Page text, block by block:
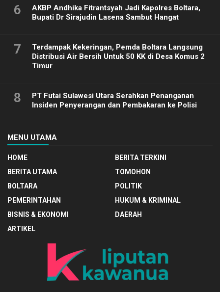
6
AKBP Andhika Fitrantsyah Jadi Kapolres Boltara,
Bupati Dr Sirajudin Lasena Sambut Hangat
7
Terdampak Kekeringan, Pemda Boltara Langsung
Distribusi Air Bersih Untuk 50 KK di Desa Komus 2
Timur
8
PT Futai Sulawesi Utara Serahkan Penanganan
Insiden Penyerangan dan Pembakaran ke Polisi
MENU UTAMA
HOME
BERITA TERKINI
BERITA UTAMA
TOMOHON
BOLTARA
POLITIK
PEMERINTAHAN
HUKUM & KRIMINAL
BISNIS & EKONOMI
DAERAH
ARTIKEL